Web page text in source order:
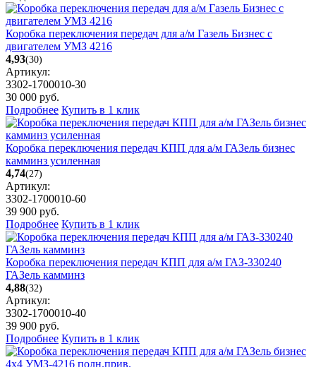
Коробка переключения передач для а/м Газель Бизнес с
двигателем УМЗ 4216
4,93(30)
Артикул:
3302-1700010-30
30 000 руб.
Подробнее Купить в 1 клик
Коробка переключения передач КПП для а/м ГАЗель бизнес
камминз усиленная
4,74(27)
Артикул:
3302-1700010-60
39 900 руб.
Подробнее Купить в 1 клик
Коробка переключения передач КПП для а/м ГАЗ-330240
ГАЗель камминз
4,88(32)
Артикул:
3302-1700010-40
39 900 руб.
Подробнее Купить в 1 клик